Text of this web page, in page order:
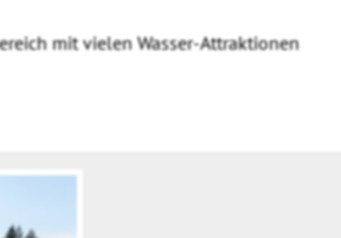
mit vielen Wasser-Attraktionen